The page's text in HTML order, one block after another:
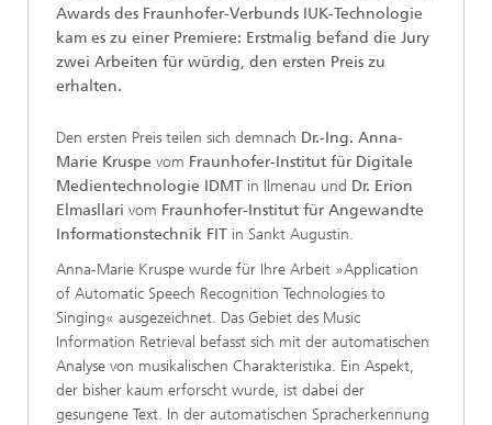
Awards des Fraunhofer-Verbunds IUK-Technologie
kam es zu einer Premiere: Erstmalig befand die Jury
zwei Arbeiten für würdig, den ersten Preis zu
erhalten.
Den ersten Preis teilen sich demnach Dr.-Ing. Anna-
Marie Kruspe vom Fraunhofer-Institut für Digitale
Medientechnologie IDMT in Ilmenau und Dr. Erion
Elmasllari vom Fraunhofer-Institut für Angewandte
Informationstechnik FIT in Sankt Augustin.
Anna-Marie Kruspe wurde für Ihre Arbeit »Application
of Automatic Speech Recognition Technologies to
Singing« ausgezeichnet. Das Gebiet des Music
Information Retrieval befasst sich mit der automatischen
Analyse von musikalischen Charakteristika. Ein Aspekt,
der bisher kaum erforscht wurde, ist dabei der
gesungene Text. In der automatischen Spracherkennung